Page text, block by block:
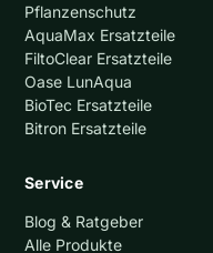
Pflanzenschutz
AquaMax Ersatzteile
FiltoClear Ersatzteile
Oase LunAqua
BioTec Ersatzteile
Bitron Ersatzteile
Service
Blog & Ratgeber
Alle Produkte